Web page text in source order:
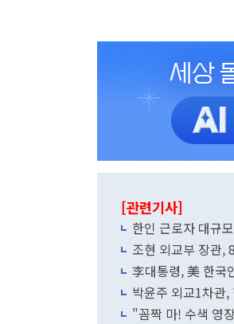
[관련기사]
한인 근로자 대규
조현 외교부 장관,
李대통령, 美 한국
박윤주 외교1차관
"꼼짝 마! 수색 영